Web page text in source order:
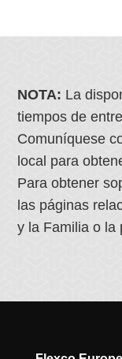
NOTA: La
tiempos de
Comuníquese
local para
Para obtener
las páginas
y la Familia o la